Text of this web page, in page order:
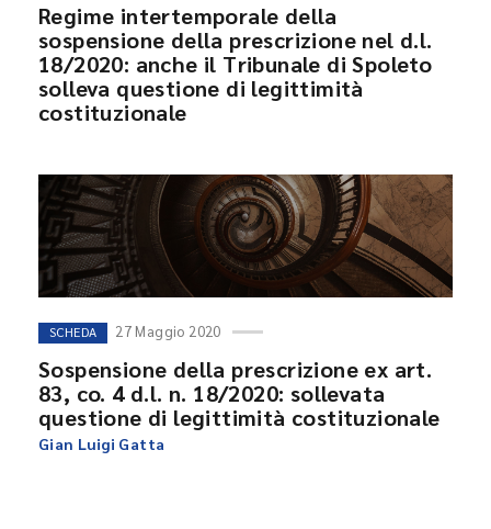
Regime intertemporale della
sospensione della prescrizione nel d.l.
18/2020: anche il Tribunale di Spoleto
solleva questione di legittimità
costituzionale
SCHEDA 27 Maggio 2020
Sospensione della prescrizione ex art.
83, co. 4 d.l. n. 18/2020: sollevata
questione di legittimità costituzionale
Gian Luigi Gatta